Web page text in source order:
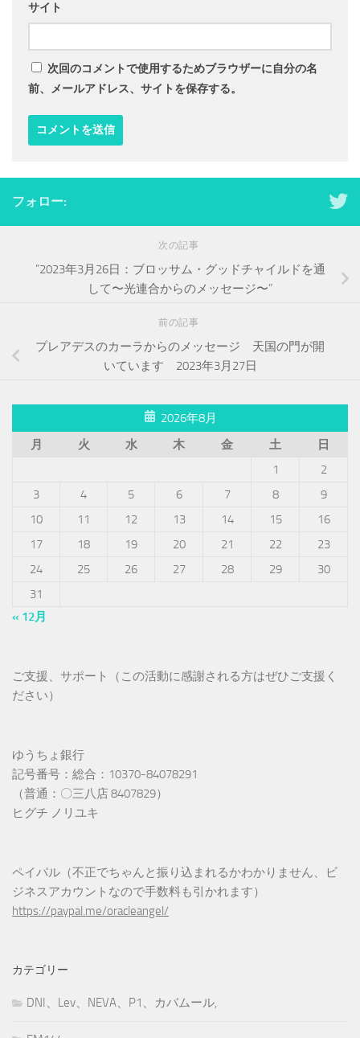
サイト
次回のコメントで使用するためブラウザーに自分の名
前、メールアドレス、サイトを保存する。
フォロー:
次の記事
”2023年3月26日：ブロッサム・グッドチャイルドを通
して〜光連合からのメッセージ〜”
前の記事
プレアデスのカーラからのメッセージ 天国の門が開
いています 2023年3月27日
2026年8月
月
火 水 木 金 土
日
1
2
3
4 5 6 7 8
9
10
11 12 13 14 15
16
17
18 19 20 21 22
23
24
25 26 27 28 29
30
31
« 12月
ご支援、サポート（この活動に感謝される方はぜひご支援く
ださい）
ゆうちょ銀行
記号番号：総合：10370-84078291
（普通：〇三八店 8407829）
ヒグチ ノリユキ
ペイパル（不正でちゃんと振り込まれるかわかりません、ビ
ジネスアカウントなので手数料も引かれます）
https://paypal.me/oracleangel/
カテゴリー
DNI、Lev、NEVA、P1、カバムール,